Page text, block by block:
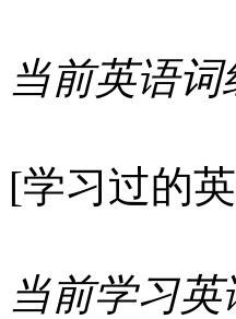
当前英语词
[学习过的
当前学习英